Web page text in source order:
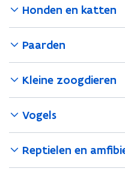
Honden en katten
Paarden
Kleine zoogdieren
Vogels
Reptielen en